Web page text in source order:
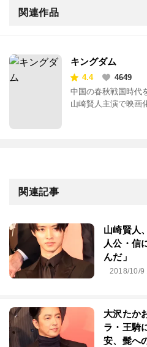
関連作品
キングダム
4.4
4649
中国の春秋戦国時代
山崎賢人主演で映画
関連記事
山崎賢人
人公・信
んだ」
2018/10/9
大沢たか
ラ・王騎
安、髭へ